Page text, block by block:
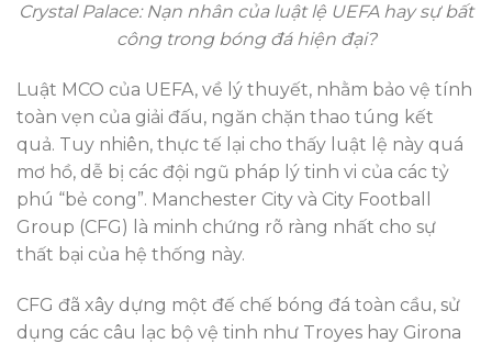
Crystal Palace: Nạn nhân của luật lệ UEFA hay sự bất
công trong bóng đá hiện đại?
Luật MCO của UEFA, về lý thuyết, nhằm bảo vệ tính
toàn vẹn của giải đấu, ngăn chặn thao túng kết
quả. Tuy nhiên, thực tế lại cho thấy luật lệ này quá
mơ hồ, dễ bị các đội ngũ pháp lý tinh vi của các tỷ
phú “bẻ cong”. Manchester City và City Football
Group (CFG) là minh chứng rõ ràng nhất cho sự
thất bại của hệ thống này.
CFG đã xây dựng một đế chế bóng đá toàn cầu, sử
dụng các câu lạc bộ vệ tinh như Troyes hay Girona